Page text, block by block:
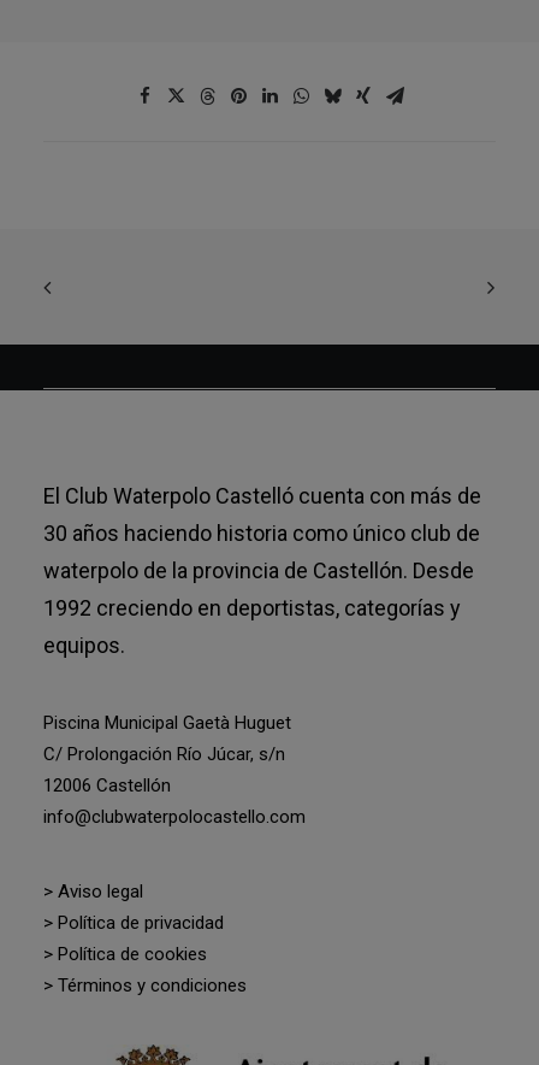
El Club Waterpolo Castelló cuenta con más de
30 años haciendo historia como único club de
waterpolo de la provincia de Castellón. Desde
1992 creciendo en deportistas, categorías y
equipos.
Piscina Municipal Gaetà Huguet
C/ Prolongación Río Júcar, s/n
12006 Castellón
info@clubwaterpolocastello.com
> Aviso legal
> Política de privacidad
> Política de cookies
> Términos y condiciones